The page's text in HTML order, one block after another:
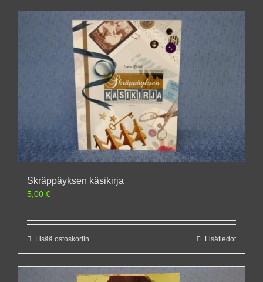
Skräppäyksen käsikirja
5,00 €
Lisää ostoskoriin Lisätiedot